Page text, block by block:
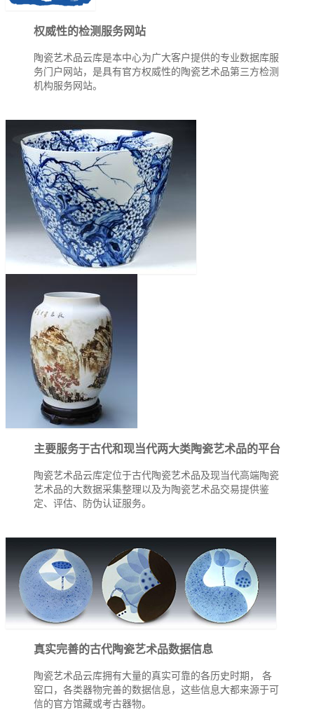
权威性的检测服务网站
陶瓷艺术品云库是本中心为广大客户提供的专业数据库服
务门户网站，是具有官方权威性的陶瓷艺术品第三方检测
机构服务网站。
主要服务于古代和现当代两大类陶瓷艺术品的平台
陶瓷艺术品云库定位于古代陶瓷艺术品及现当代高端陶瓷
艺术品的大数据采集整理以及为陶瓷艺术品交易提供鉴
定、评估、防伪认证服务。
真实完善的古代陶瓷艺术品数据信息
陶瓷艺术品云库拥有大量的真实可靠的各历史时期， 各
窑口，各类器物完善的数据信息，这些信息大都来源于可
信的官方馆藏或考古器物。